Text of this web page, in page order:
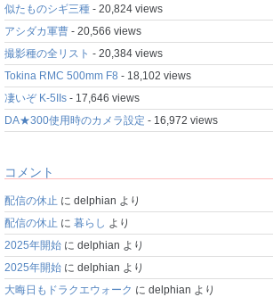
似たものシギ三種 - 20,824 views
アシダカ軍曹 - 20,566 views
撮影種の全リスト - 20,384 views
Tokina RMC 500mm F8 - 18,102 views
凄いぞ K-5IIs - 17,646 views
DA★300使用時のカメラ設定 - 16,972 views
コメント
配信の休止 に delphian より
配信の休止 に 暮らし より
2025年開始 に delphian より
2025年開始 に delphian より
大晦日もドラクエウォーク に delphian より